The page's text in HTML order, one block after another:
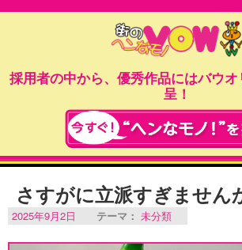
採用者の中から、優秀作品にはバウ
呈！
さすがに立派すぎません
2025年9月2日 テーマ： 未分類